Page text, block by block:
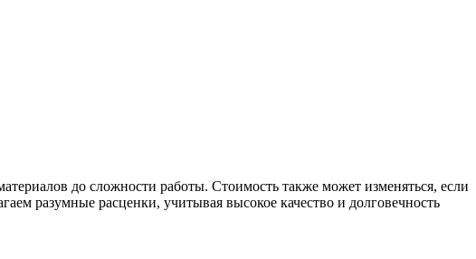
до сложности работы. Стоимость также может изменяться, если
разумные расценки, учитывая высокое качество и долговечность